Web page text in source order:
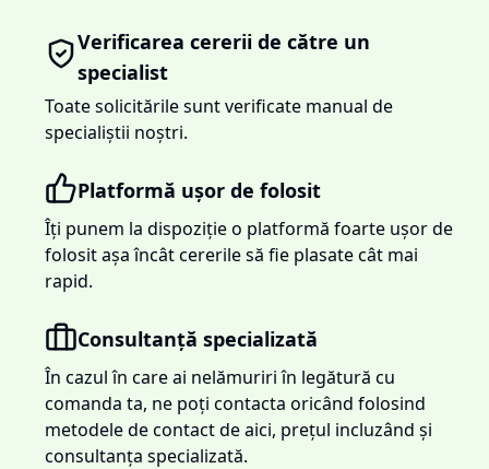
Verificarea cererii de către un
specialist
Toate solicitările sunt verificate manual de
specialiștii noștri.
Platformă ușor de folosit
Îți punem la dispoziție o platformă foarte ușor de
folosit așa încât cererile să fie plasate cât mai
rapid.
Consultanță specializată
În cazul în care ai nelămuriri în legătură cu
comanda ta, ne poți contacta oricând folosind
metodele de contact de aici, prețul incluzând și
consultanța specializată.